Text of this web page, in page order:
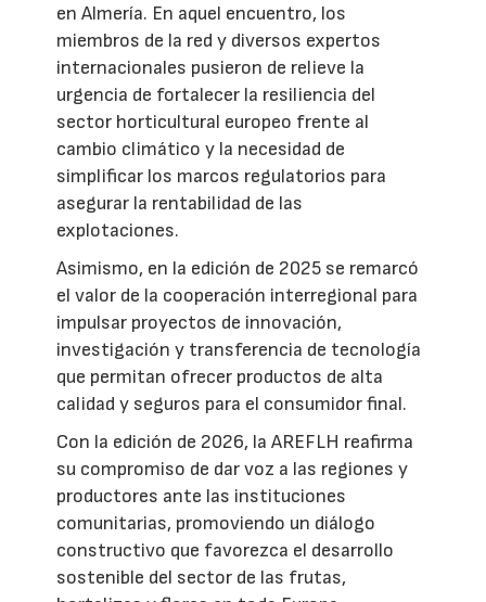
en Almería. En aquel encuentro, los
miembros de la red y diversos expertos
internacionales pusieron de relieve la
urgencia de fortalecer la resiliencia del
sector horticultural europeo frente al
cambio climático y la necesidad de
simplificar los marcos regulatorios para
asegurar la rentabilidad de las
explotaciones.
Asimismo, en la edición de 2025 se remarcó
el valor de la cooperación interregional para
impulsar proyectos de innovación,
investigación y transferencia de tecnología
que permitan ofrecer productos de alta
calidad y seguros para el consumidor final.
Con la edición de 2026, la AREFLH reafirma
su compromiso de dar voz a las regiones y
productores ante las instituciones
comunitarias, promoviendo un diálogo
constructivo que favorezca el desarrollo
sostenible del sector de las frutas,